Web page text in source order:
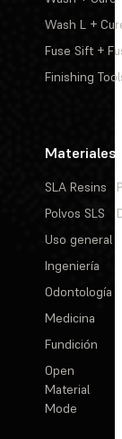
Wash L +
Fuse Sift +
Finishing
Materiales
SLA Resins
Polvos SLS
Uso general
Ingeniería
Odontología
Medicina
Fundición
Open
Material
Mode